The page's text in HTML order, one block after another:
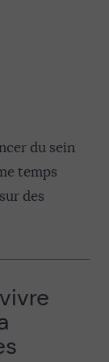
du sein
temps
des